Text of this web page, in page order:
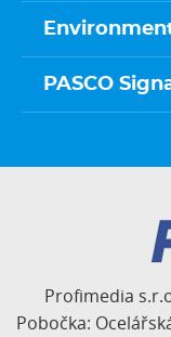
PASCO
Profimedia
Pobočka: